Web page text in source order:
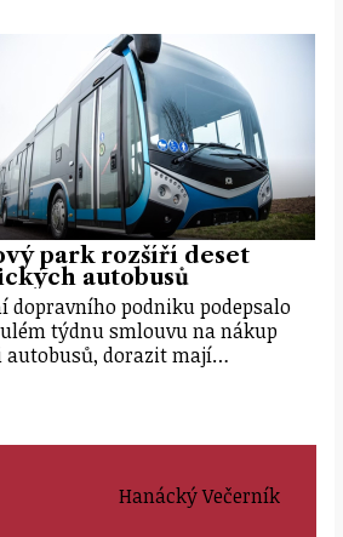
park rozšíří deset
autobusů
dopravního podniku podepsalo
týdnu smlouvu na nákup
autobusů, dorazit mají…
Hanácký Večerník